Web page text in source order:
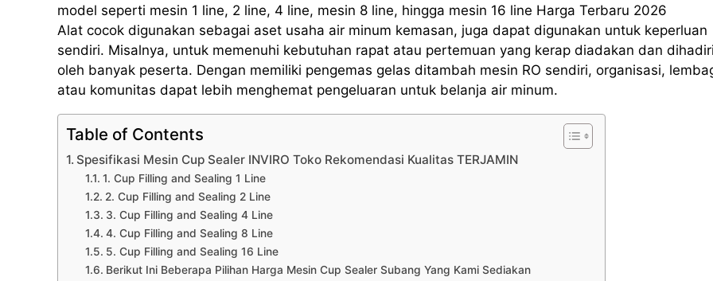
model seperti mesin 1 line, 2 line, 4 line, mesin 8 line, hingga mesin 16 line Harga Terbaru 2026
Alat cocok digunakan sebagai aset usaha air minum kemasan, juga dapat digunakan untuk keperluan
sendiri. Misalnya, untuk memenuhi kebutuhan rapat atau pertemuan yang kerap diadakan dan dihadiri
oleh banyak peserta. Dengan memiliki pengemas gelas ditambah mesin RO sendiri, organisasi,
atau komunitas dapat lebih menghemat pengeluaran untuk belanja air minum.
Table of Contents
Spesifikasi Mesin Cup Sealer INVIRO Toko Rekomendasi Kualitas TERJAMIN
1. Cup Filling and Sealing 1 Line
2. Cup Filling and Sealing 2 Line
3. Cup Filling and Sealing 4 Line
4. Cup Filling and Sealing 8 Line
5. Cup Filling and Sealing 16 Line
Berikut Ini Beberapa Pilihan Harga Mesin Cup Sealer Subang Yang Kami Sediakan